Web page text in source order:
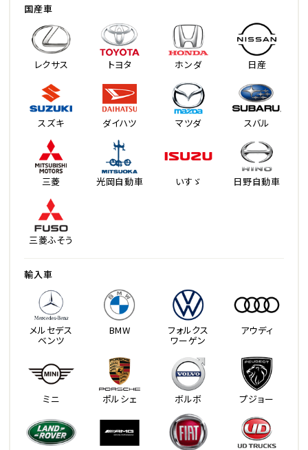
国産車
レクサス トヨタ ホンダ 日産
スズキ ダイハツ マツダ スバル
三菱 光岡自動車 いすゞ 日野自動車
三菱ふそう
輸入車
メルセデス
ベンツ
BMW フォルクス
ワーゲン
アウディ
ミニ ポルシェ ボルボ プジョー